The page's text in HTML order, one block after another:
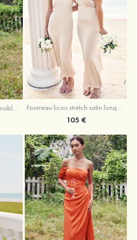
Fourreau col en v satin extensible ras du sol robe de demoiselle d'honneur Fourreau licou stretch satin longueur cheville robe de demoiselle d'honneur
105 €